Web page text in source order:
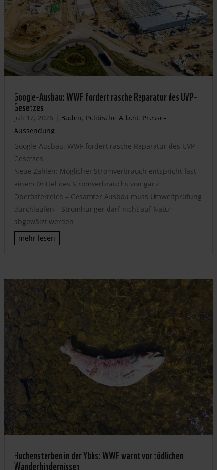
Google-Ausbau: WWF fordert rasche Reparatur des UVP-
Gesetzes
Juli 17, 2026 | Boden, Politische Arbeit, Presse-
Aussendung
Google-Ausbau: WWF fordert rasche Reparatur des UVP-
Gesetzes
Neue Zahlen: Möglicher Stromverbrauch entspricht fast
einem Drittel des Stromverbrauchs von ganz
Oberösterreich – Gesamter Ausbau muss Umweltprüfung
durchlaufen – Stromhunger darf nicht auf Natur
abgewälzt werden
mehr lesen
Huchensterben in der Ybbs: WWF warnt vor tödlichen
Wanderhindernissen